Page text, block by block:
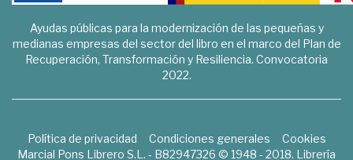
Ayudas públicas para la modernización de las pequeñas y
medianas empresas del sector del libro en el marco del Plan de
Recuperación, Transformación y Resiliencia. Convocatoria
2022.
Política de privacidad Condiciones generales
Cookies
Marcial Pons Librero S.L. - B82947326 © 1948 - 2018. Librería